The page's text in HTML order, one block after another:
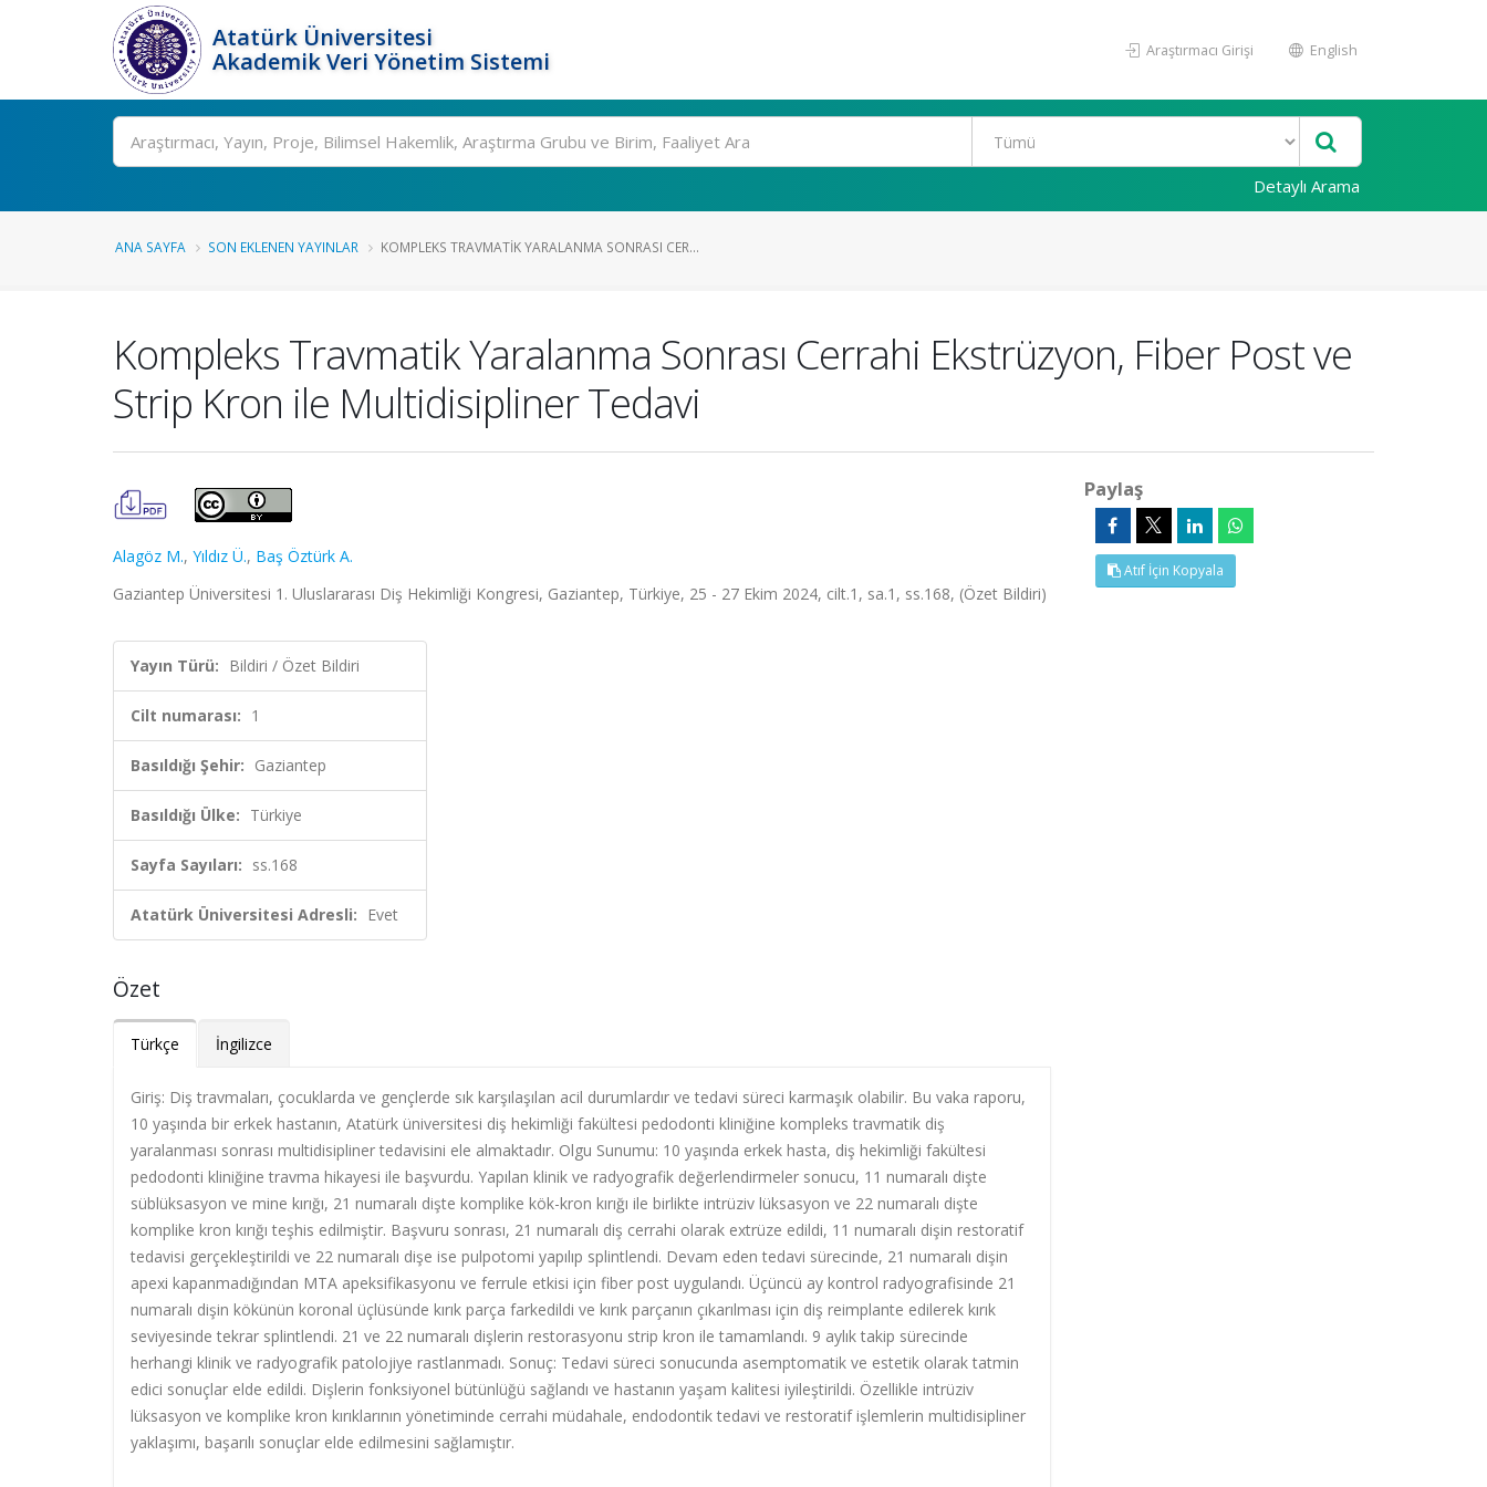
Atatürk Üniversitesi
Akademik Veri Yönetim Sistemi
Araştırmacı Girişi English
Ara
Detaylı Arama
ANA SAYFA SON EKLENEN YAYINLAR KOMPLEKS TRAVMATIK YARALANMA SONRASI CER...
Kompleks Travmatik Yaralanma Sonrası Cerrahi Ekstrüzyon, Fiber Post ve
Strip Kron ile Multidisipliner Tedavi
Alagöz M., Yıldız Ü., Baş Öztürk A.
Gaziantep Üniversitesi 1. Uluslararası Diş Hekimliği Kongresi, Gaziantep, Türkiye, 25 - 27 Ekim 2024, cilt.1, sa.1, ss.168, (Özet Bildiri)
Yayın Türü: Bildiri / Özet Bildiri
Cilt numarası: 1
Basıldığı Şehir: Gaziantep
Basıldığı Ülke: Türkiye
Sayfa Sayıları: ss.168
Atatürk Üniversitesi Adresli: Evet
Özet
Türkçe İngilizce
Giriş: Diş travmaları, çocuklarda ve gençlerde sık karşılaşılan acil durumlardır ve tedavi süreci karmaşık olabilir. Bu vaka raporu,
10 yaşında bir erkek hastanın, Atatürk üniversitesi diş hekimliği fakültesi pedodonti kliniğine kompleks travmatik diş
yaralanması sonrası multidisipliner tedavisini ele almaktadır. Olgu Sunumu: 10 yaşında erkek hasta, diş hekimliği fakültesi
pedodonti kliniğine travma hikayesi ile başvurdu. Yapılan klinik ve radyografik değerlendirmeler sonucu, 11 numaralı dişte
süblüksasyon ve mine kırığı, 21 numaralı dişte komplike kök-kron kırığı ile birlikte intrüziv lüksasyon ve 22 numaralı dişte
komplike kron kırığı teşhis edilmiştir. Başvuru sonrası, 21 numaralı diş cerrahi olarak extrüze edildi, 11 numaralı dişin restoratif
tedavisi gerçekleştirildi ve 22 numaralı dişe ise pulpotomi yapılıp splintlendi. Devam eden tedavi sürecinde, 21 numaralı dişin
apexi kapanmadığından MTA apeksifikasyonu ve ferrule etkisi için fiber post uygulandı. Üçüncü ay kontrol radyografisinde 21
numaralı dişin kökünün koronal üçlüsünde kırık parça farkedildi ve kırık parçanın çıkarılması için diş reimplante edilerek kırık
seviyesinde tekrar splintlendi. 21 ve 22 numaralı dişlerin restorasyonu strip kron ile tamamlandı. 9 aylık takip sürecinde
herhangi klinik ve radyografik patolojiye rastlanmadı. Sonuç: Tedavi süreci sonucunda asemptomatik ve estetik olarak tatmin
edici sonuçlar elde edildi. Dişlerin fonksiyonel bütünlüğü sağlandı ve hastanın yaşam kalitesi iyileştirildi. Özellikle intrüziv
lüksasyon ve komplike kron kırıklarının yönetiminde cerrahi müdahale, endodontik tedavi ve restoratif işlemlerin multidisipliner
yaklaşımı, başarılı sonuçlar elde edilmesini sağlamıştır.
Paylaş
Atıf İçin Kopyala